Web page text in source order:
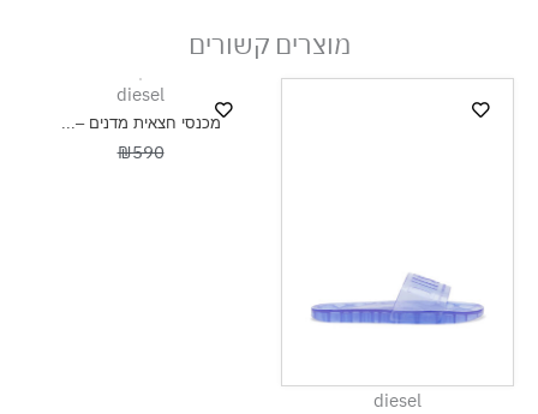
מוצרים קשורים
diesel
diesel
מכנסי חצאית מדנים –...
₪590